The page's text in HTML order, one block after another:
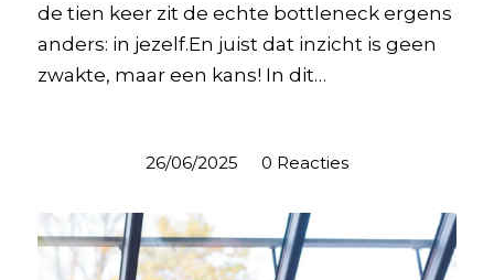
de tien keer zit de echte bottleneck ergens
anders: in jezelf.En juist dat inzicht is geen
zwakte, maar een kans! In dit…
26/06/2025
/ 0 Reacties